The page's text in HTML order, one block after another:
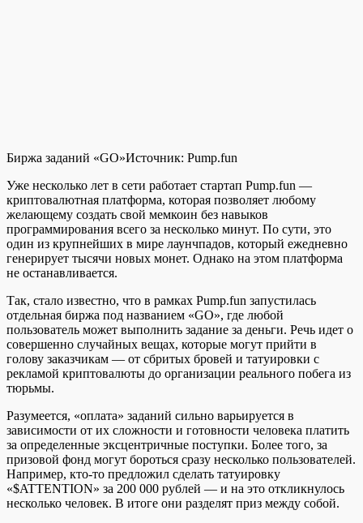
Биржа заданий «GO»Источник: Pump.fun
Уже несколько лет в сети работает стартап Pump.fun —
криптовалютная платформа, которая позволяет любому
желающему создать свой мемкоин без навыков
программирования всего за несколько минут. По сути, это
один из крупнейших в мире лаунчпадов, который ежедневно
генерирует тысячи новых монет. Однако на этом платформа
не останавливается.
Так, стало известно, что в рамках Pump.fun запустилась
отдельная биржа под названием «GO», где любой
пользователь может выполнить задание за деньги. Речь идет о
совершенно случайных вещах, которые могут прийти в
голову заказчикам — от сбритых бровей и татуировки с
рекламой криптовалюты до организации реального побега из
тюрьмы.
Разумеется, «оплата» заданий сильно варьируется в
зависимости от их сложности и готовности человека платить
за определенные эксцентричные поступки. Более того, за
призовой фонд могут бороться сразу несколько пользователей.
Например, кто-то предложил сделать татуировку
«$ATTENTION» за 200 000 рублей — и на это откликнулось
несколько человек. В итоге они разделят приз между собой.